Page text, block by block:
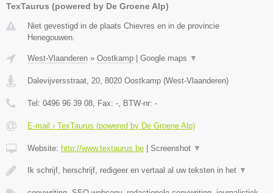
TexTaurus (powered by De Groene Alp)
Niet gevestigd in de plaats Chievres en in de provincie
Henegouwen.
West-Vlaanderen » Oostkamp Google maps ▼
Dalevijversstraat, 20 8020 Oostkamp (West-Vlaanderen)
Tel: 0496 96 39 08 , Fax: - , BTW-nr: -
E-mail › TexTaurus (powered by De Groene Alp)
Website: http://www.textaurus.be Screenshot ▼
Ik schrijf, herschrijf, redigeer en vertaal al uw teksten in het ▼